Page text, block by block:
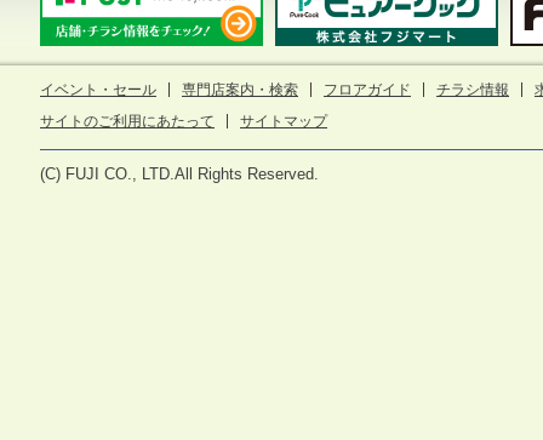
イベント・セール 専門店案内・検索 フロアガイド チラシ情報
サイトのご利用にあたって
サイトマップ
(C) FUJI CO., LTD.All Rights Reserved.